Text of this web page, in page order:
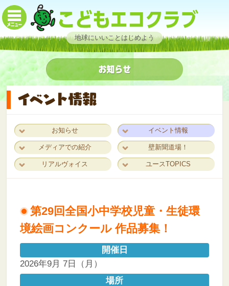
地球にいいことはじめよう
お知らせ イベント情報
メディアでの紹介 壁新聞道場！
リアルヴォイス ユースTOPICS
第29回全国小中学校児童・生徒環
境絵画コンクール 作品募集！
開催日
2026年9月 7日（月）
場所